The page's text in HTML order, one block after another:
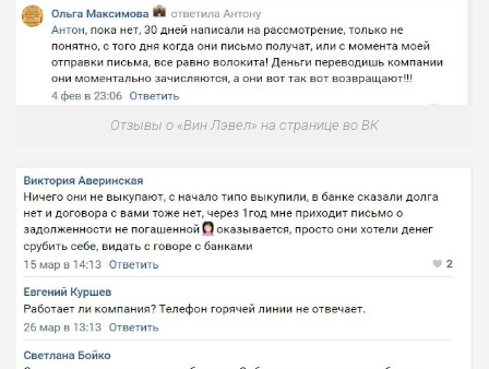
Отзывы о «Вин Лэвел» на странице во ВК